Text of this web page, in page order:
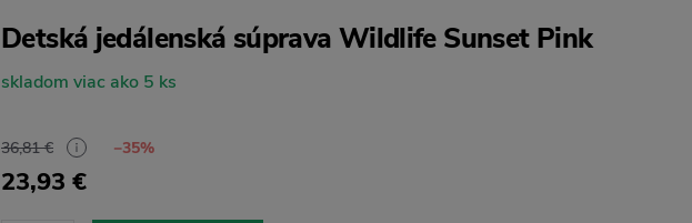
Detská jedálenská súprava Wildlife Sunset Pink
skladom viac ako 5 ks
36,81 € −35%
23,93 €